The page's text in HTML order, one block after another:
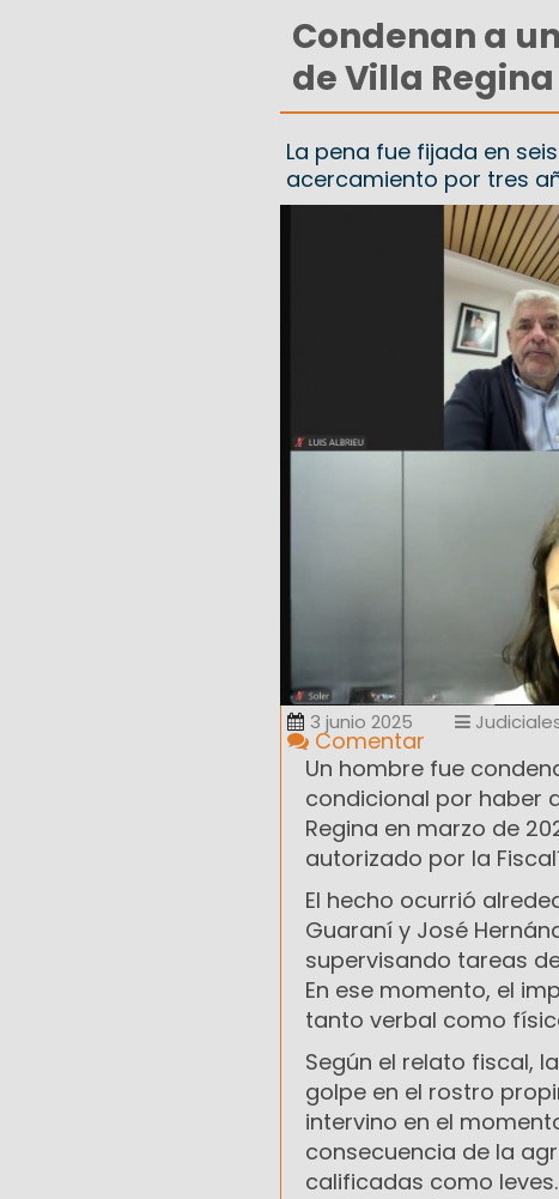
Condenan a
de Villa Regina
La pena fue fijada en
acercamiento por tres
3 junio 2025
Comentar
Un hombre fue
condicional por haber
Regina en marzo de
autorizado por la
El hecho ocurrió
Guaraní y José
supervisando tareas
En ese momento, el
tanto verbal como
Según el relato fiscal,
golpe en el rostro
intervino en el
consecuencia de la
calificadas como leves.